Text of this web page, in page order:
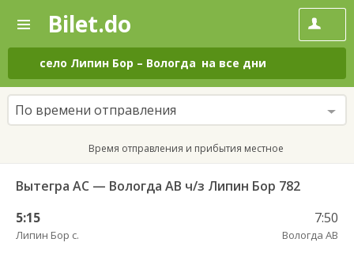
—
Поиск
и
покупка
билетов
на
автобус
онлайн
Bilet.do
село Липин Бор – Вологда на все дни
По времени отправления
Время отправления и прибытия местное
Вытегра АС — Вологда АВ ч/з Липин Бор 782
5:15
Липин Бор с.
7:50
Вологда АВ